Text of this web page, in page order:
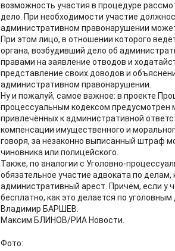
возможность участия в процедуре
дело. При необходимости участие
административном правонарушении
При этом лицо, в отношении которого
органа, возбудивший дело об
правами на заявление отводов и
представление своих доводов и
административном правонарушении.
Ну и пожалуй, самое важное: в проекте
процессуальным кодексом предусмотрен
привлечённых к административной
компенсации имущественного и
говоря, за незаконно выписанный штраф
чиновника или полицейского.
Также, по аналогии с Уголовно-
обязательное участие адвоката по
административный арест. Причём, если у
бесплатно, как это делается по уголовным
Владимир БАРШЕВ.
Максим БЛИНОВ/РИА Новости.
Фото: